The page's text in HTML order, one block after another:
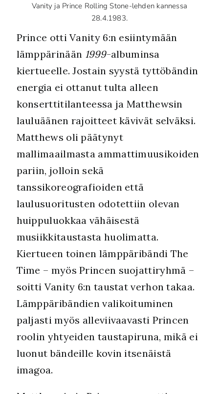
Vanity ja Prince Rolling Stone-lehden kannessa
28.4.1983.
Prince otti Vanity 6:n esiintymään
lämppärinään 1999-albuminsa
kiertueelle. Jostain syystä tyttöbändin
energia ei ottanut tulta alleen
konserttitilanteessa ja Matthewsin
lauluäänen rajoitteet kävivät selväksi.
Matthews oli päätynyt
mallimaailmasta ammattimuusikoiden
pariin, jolloin sekä
tanssikoreografioiden että
laulusuoritusten odotettiin olevan
huippuluokkaa vähäisestä
musiikkitaustasta huolimatta.
Kiertueen toinen lämppäribändi The
Time – myös Princen suojattiryhmä –
soitti Vanity 6:n taustat verhon takaa.
Lämppäribändien valikoituminen
paljasti myös alleviivaavasti Princen
roolin yhtyeiden taustapiruna, mikä ei
luonut bändeille kovin itsenäistä
imagoa.